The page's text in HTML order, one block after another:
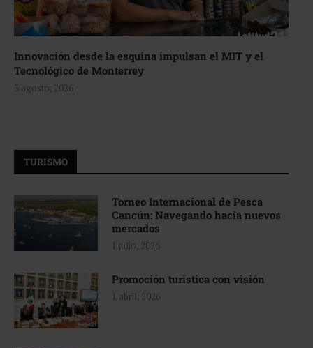
Innovación desde la esquina impulsan el MIT y el
Tecnológico de Monterrey
3 agosto, 2026
TURISMO
Torneo Internacional de Pesca
Cancún: Navegando hacia nuevos
mercados
1 julio, 2026
Promoción turística con visión
1 abril, 2026